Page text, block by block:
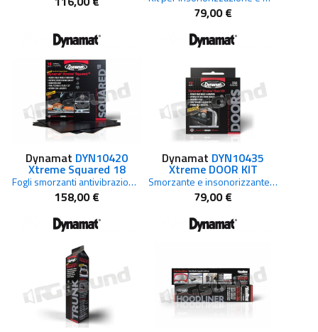
79,00 €
Dynamat DYN10420
Xtreme Squared 18
Fogli smorzanti antivibrazione 45x45 cm per trattamento acustico auto
158,00 €
Dynamat DYN10435
Xtreme DOOR KIT
Smorzante e insonorizzante per portiere
79,00 €